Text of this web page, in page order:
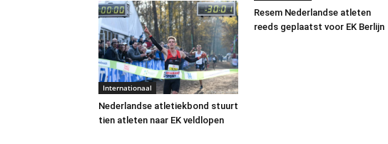
Internationaal
Nederlandse atletiekbond stuurt
tien atleten naar EK veldlopen
Resem Nederlandse atleten
reeds geplaatst voor EK Berlijn